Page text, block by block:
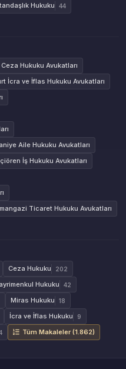
Hukuku 44
Hukuku Avukatları
İcra ve İflas Hukuku Avukatları
Aile Hukuku Avukatları
İş Hukuku Avukatları
Ticaret Hukuku Avukatları
Ceza Hukuku 202
Hukuku 42
Miras Hukuku 18
İcra ve İflas Hukuku 9
Tüm Makaleler (1.862)